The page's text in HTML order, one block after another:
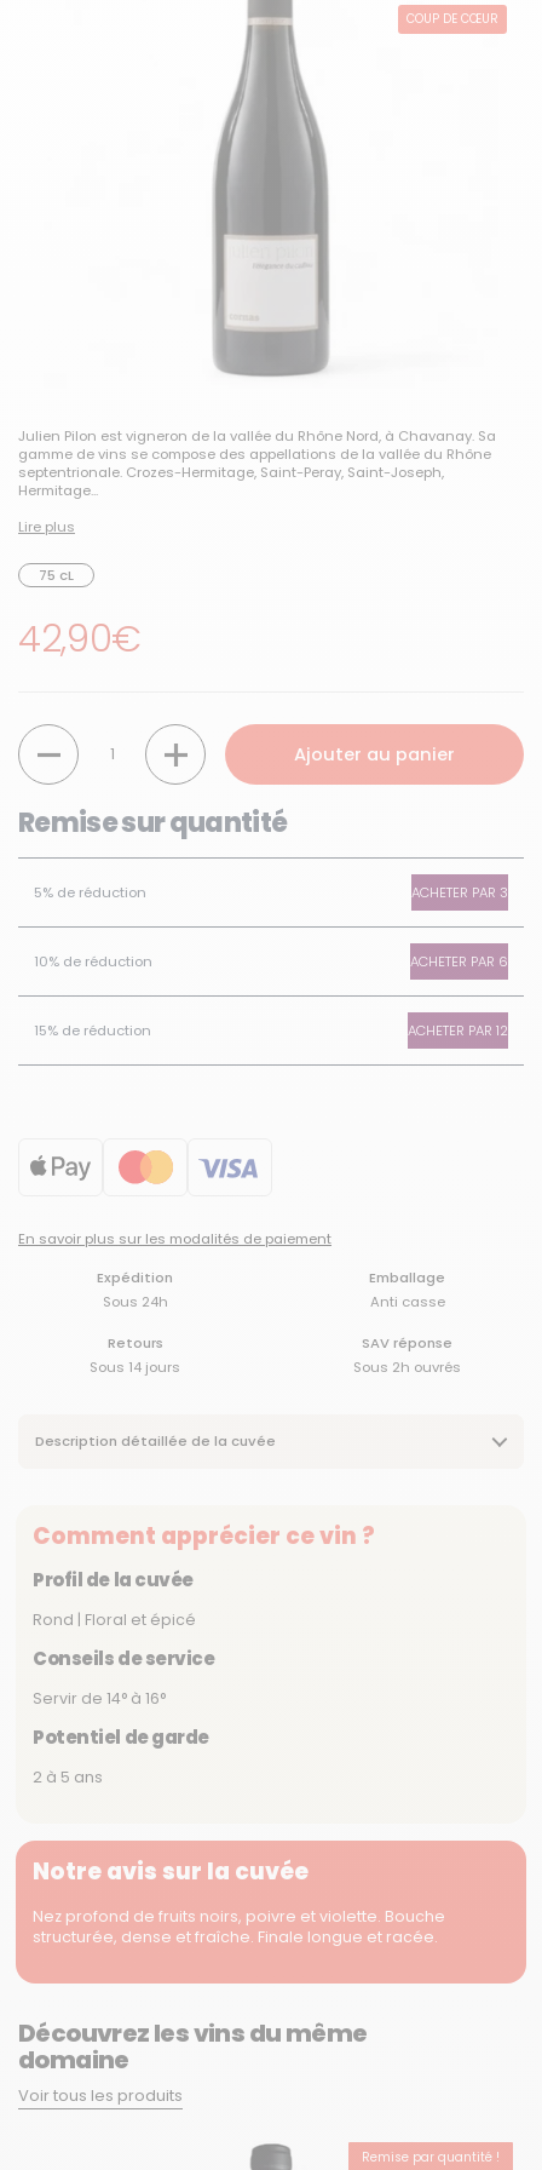
COUP DE CŒUR
Julien Pilon est vigneron de la vallée du Rhône Nord, à Chavanay. Sa
gamme de vins se compose des appellations de la vallée du Rhône
septentrionale. Crozes-Hermitage, Saint-Peray, Saint-Joseph,
Hermitage...
Lire plus
75 cL
Prix régulier
42,90€
Quantité
Ajouter au panier
Remise sur quantité
5% de réduction ACHETER PAR 3
10% de réduction ACHETER PAR 6
15% de réduction ACHETER PAR 12
En savoir plus sur les modalités de paiement
Expédition
Sous 24h
Emballage
Anti casse
Retours
Sous 14 jours
SAV réponse
Sous 2h ouvrés
Description détaillée de la cuvée
Comment apprécier ce vin ?
Profil de la cuvée
Rond | Floral et épicé
Conseils de service
Servir de 14° à 16°
Potentiel de garde
2 à 5 ans
Notre avis sur la cuvée
Nez profond de fruits noirs, poivre et violette. Bouche
structurée, dense et fraîche. Finale longue et racée.
Découvrez les vins du même
domaine
Voir tous les produits
Remise par quantité !
COUP DE CŒUR